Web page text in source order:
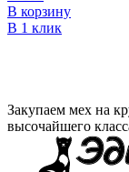
В корзину
В 1 клик
Закупаем мех на
высочайшего